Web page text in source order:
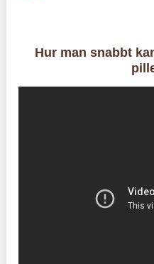
Hur man snabbt